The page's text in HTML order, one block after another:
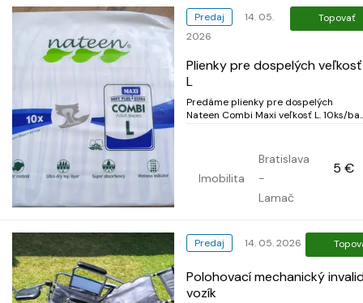
Predaj
14. 05.
2026
Topovať
Plienky pre dospelých veľkosť
L
Predáme plienky pre dospelých
Nateen Combi Maxi veľkosť L. 10ks/bal,
viacerých balení dohoda na cene
Imobilita
Bratislava
-
Lamač
5 €
Predaj 14. 05. 2026
Polohovací mechanický
vozík